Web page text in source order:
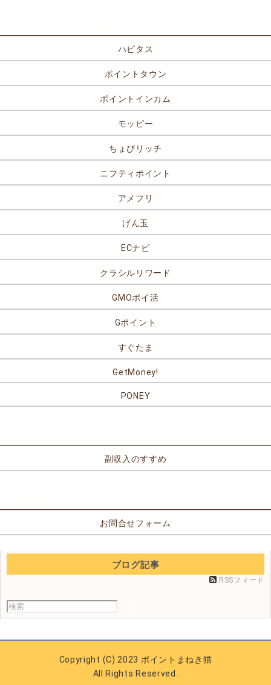
ハピタス
ポイントタウン
ポイントインカム
モッピー
ちょびリッチ
ニフティポイント
アメフリ
げん玉
ECナビ
クラシルリワード
GMOポイ活
Gポイント
すぐたま
GetMoney!
PONEY
副収入のすすめ
お問合せフォーム
ブログ記事
RSSフィード
Copyright (C) 2023 ポイントまねき猫
All Rights Reserved.